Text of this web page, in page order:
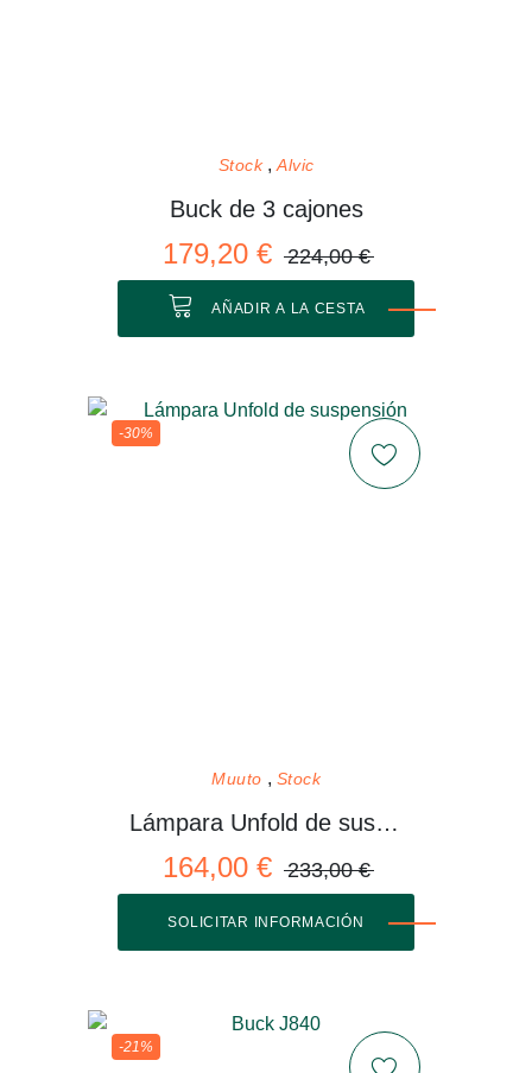
Stock Alvic
Buck de 3 cajones
179,20 € 224,00 €
AÑADIR A LA CESTA
-30%
Muuto Stock
Lámpara Unfold de suspensión
164,00 € 233,00 €
SOLICITAR INFORMACIÓN
-21%